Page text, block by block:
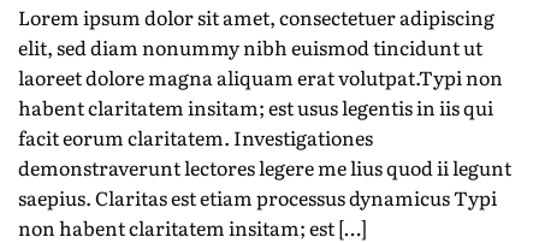
Lorem ipsum dolor sit amet, consectetuer adipiscing
elit, sed diam nonummy nibh euismod tincidunt ut
laoreet dolore magna aliquam erat volutpat.Typi non
habent claritatem insitam; est usus legentis in iis qui
facit eorum claritatem. Investigationes
demonstraverunt lectores legere me lius quod ii legunt
saepius. Claritas est etiam processus dynamicus Typi
non habent claritatem insitam; est […]